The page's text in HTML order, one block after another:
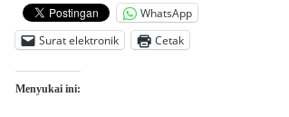
WhatsApp
Surat elektronik
Cetak
Menyukai ini: